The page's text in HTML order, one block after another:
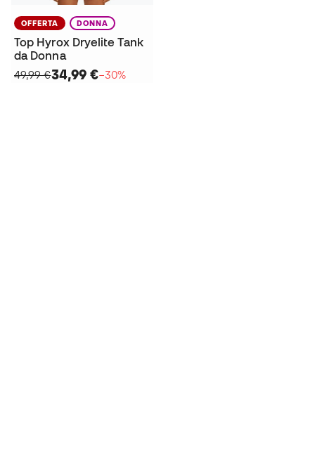
OFFERTA DONNA
Top Hyrox Dryelite Tank
da Donna
49,99 €34,99 €−30%